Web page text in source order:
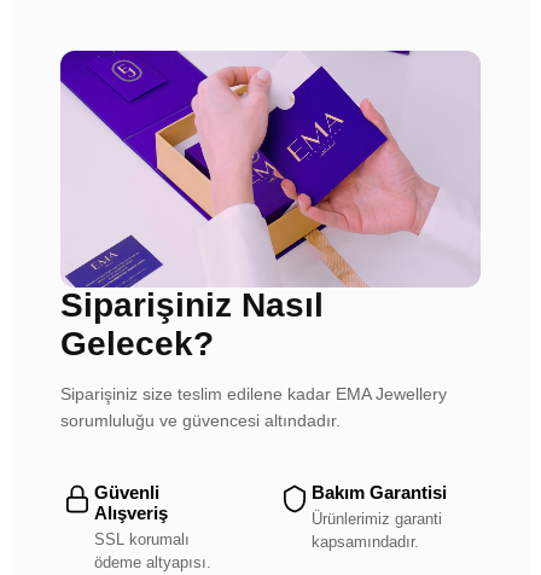
Siparişiniz Nasıl
Gelecek?
Siparişiniz size teslim edilene kadar EMA Jewellery
sorumluluğu ve güvencesi altındadır.
Güvenli
Alışveriş
SSL korumalı
ödeme altyapısı.
Bakım Garantisi
Ürünlerimiz garanti
kapsamındadır.